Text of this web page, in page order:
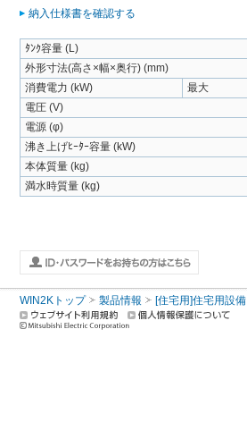
納入仕様書を確認する
ﾀﾝｸ容量 (L)
外形寸法(高さ×幅×奥行) (mm)
消費電力 (kW)
最大
電圧 (V)
電源 (φ)
沸き上げﾋｰﾀｰ容量 (kW)
本体質量 (kg)
満水時質量 (kg)
WIN2Kトップ 製品情報 [住宅用]住宅用設備